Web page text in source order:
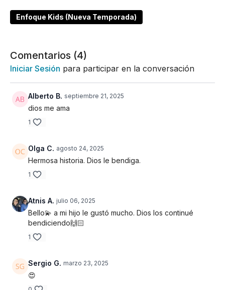
Enfoque Kids (Nueva Temporada)
Comentarios (4)
Iniciar Sesión para participar en la conversación
Alberto B. septiembre 21, 2025
dios me ama
1
Olga C. agosto 24, 2025
Hermosa historia. Dios le bendiga.
1
Atnis A. julio 06, 2025
Bello💫 a mi hijo le gustó mucho. Dios los continué
bendiciendo🙌🏻
1
Sergio G. marzo 23, 2025
😍